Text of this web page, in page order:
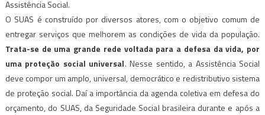
Assistência Social.
O SUAS é construído por diversos atores, com o objetivo comum de
entregar serviços que melhorem as condições de vida da população.
Trata-se de uma grande rede voltada para a defesa da vida, por
uma proteção social universal. Nesse sentido, a Assistência Social
deve compor um amplo, universal, democrático e redistributivo sistema
de proteção social. Daí a importância da agenda coletiva em defesa do
orçamento, do SUAS, da Seguridade Social brasileira durante e após a